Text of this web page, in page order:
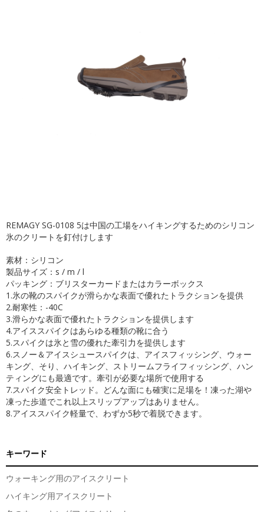
REMAGY SG-0108 5は中国の工場をハイキングするためのシリコン
氷のクリートを釘付けします
素材：シリコン
製品サイズ：s / m / l
パッキング：ブリスターカードまたはカラーボックス
1.氷の靴のスパイクが滑らかな表面で優れたトラクションを提供
2.耐寒性：-40C
3.滑らかな表面で優れたトラクションを提供します
4.アイススパイクはあらゆる種類の靴に合う
5.スパイクは氷と雪の優れた牽引力を提供します
6.スノー＆アイスシュースパイクは、アイスフィッシング、ウォー
キング、そり、ハイキング、ストリームフライフィッシング、ハン
ティングにも最適です。牽引が必要な場所で使用する
7.スパイク安全トレッド。どんな面にも確実に足場を！凍った湖や
凍った歩道でこれ以上スリップアップはありません。
8.アイススパイク軽量で、わずか5秒で着脱できます。
キーワード
ウォーキング用のアイスクリート
ハイキング用アイスクリート